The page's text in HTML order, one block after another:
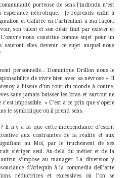
porteuse de sens l’individu n’est
espérance névrotique. Je reprends enfin à
et Galatée en l’articulant à ma façon.
son talent et son désir finit par exister et
nous constitue comme sujet pour un
sauront elles devenir ce sujet auquel nous
personnelle… Dominique Drillon nous le
de vivre bien avec sa névrose ». Il
à l’issue d’un tour du monde à contre-
sans jamais baisser les bras et surtout ne
impossible. » C’est à ce prix que s’opère
le symbolique où il prend sens.
Il n’y a là que cette indépendance d’esprit
aux contraintes de la réalité et aux
au Moi, par le truchement de ses
s’ériger seul. Au-delà du métier et de la
s’impose au manager. La diversion y
d’Arlequin à la commedia dell’arte
réductrices et excessives où l’on se